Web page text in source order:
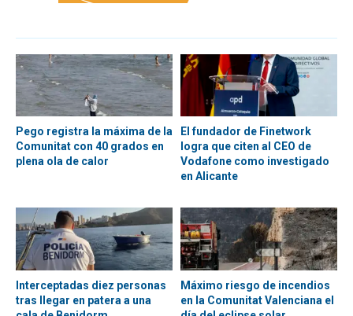
Pego registra la máxima de la
Comunitat con 40 grados en
plena ola de calor
El fundador de Finetwork
logra que citen al CEO de
Vodafone como investigado
en Alicante
Interceptadas diez personas
tras llegar en patera a una
Máximo riesgo de incendios
en la Comunitat Valenciana el